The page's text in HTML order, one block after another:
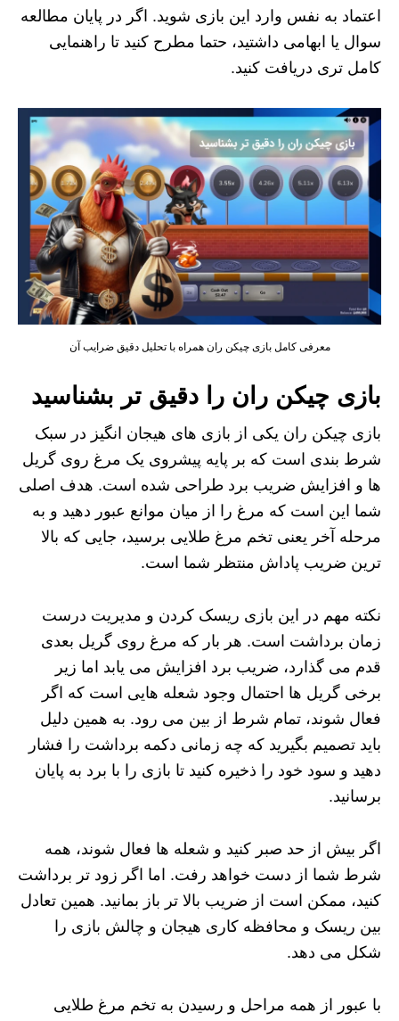
اعتماد به نفس وارد این بازی شوید. اگر در پایان مطالعه
سوال یا ابهامی داشتید، حتما مطرح کنید تا راهنمایی
کامل تری دریافت کنید.
معرفی کامل بازی چیکن ران همراه با تحلیل دقیق ضرایب آن
بازی چیکن ران را دقیق تر بشناسید
بازی چیکن ران یکی از بازی های هیجان انگیز در سبک
شرط بندی است که بر پایه پیشروی یک مرغ روی گریل
ها و افزایش ضریب برد طراحی شده است. هدف اصلی
شما این است که مرغ را از میان موانع عبور دهید و به
مرحله آخر یعنی تخم مرغ طلایی برسید، جایی که بالا
ترین ضریب پاداش منتظر شما است.
نکته مهم در این بازی ریسک کردن و مدیریت درست
زمان برداشت است. هر بار که مرغ روی گریل بعدی
قدم می گذارد، ضریب برد افزایش می یابد اما زیر
برخی گریل ها احتمال وجود شعله هایی است که اگر
فعال شوند، تمام شرط از بین می رود. به همین دلیل
باید تصمیم بگیرید که چه زمانی دکمه برداشت را فشار
دهید و سود خود را ذخیره کنید تا بازی را با برد به پایان
برسانید.
اگر بیش از حد صبر کنید و شعله ها فعال شوند، همه
شرط شما از دست خواهد رفت. اما اگر زود تر برداشت
کنید، ممکن است از ضریب بالا تر باز بمانید. همین تعادل
بین ریسک و محافظه کاری هیجان و چالش بازی را
شکل می دهد.
با عبور از همه مراحل و رسیدن به تخم مرغ طلایی